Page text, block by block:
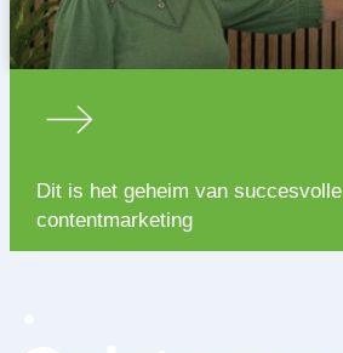
Dit is het geheim van succesvolle
contentmarketing